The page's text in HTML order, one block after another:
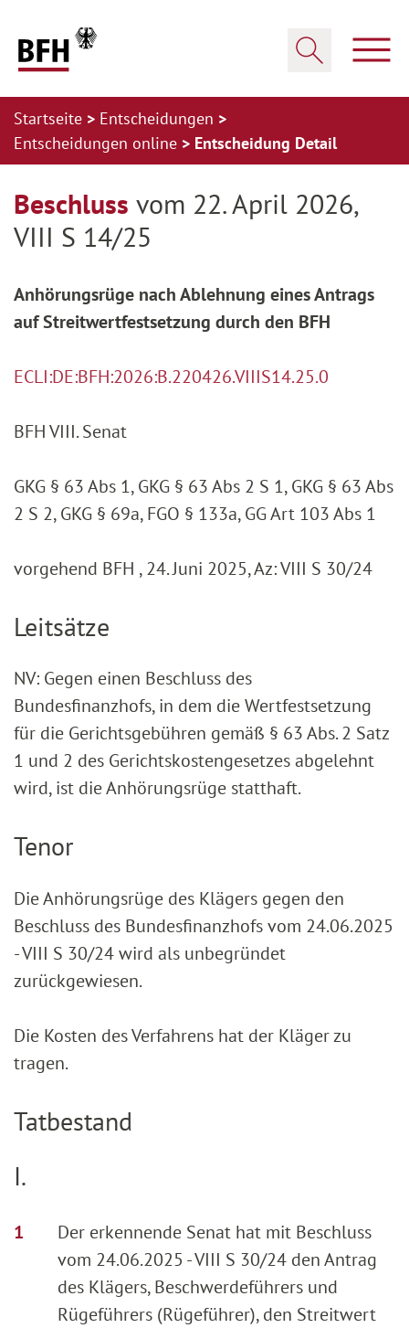
Startseite
Entscheidungen
Entscheidungen online
Entscheidung Detail
Beschluss vom 22. April 2026,
VIII S 14/25
Anhörungsrüge nach Ablehnung eines Antrags
auf Streitwertfestsetzung durch den BFH
ECLI:DE:BFH:2026:B.220426.VIIIS14.25.0
BFH VIII. Senat
GKG § 63 Abs 1, GKG § 63 Abs 2 S 1, GKG § 63 Abs
2 S 2, GKG § 69a, FGO § 133a, GG Art 103 Abs 1
vorgehend BFH , 24. Juni 2025, Az: VIII S 30/24
Leitsätze
NV: Gegen einen Beschluss des
Bundesfinanzhofs, in dem die Wertfestsetzung
für die Gerichtsgebühren gemäß § 63 Abs. 2 Satz
1 und 2 des Gerichtskostengesetzes abgelehnt
wird, ist die Anhörungsrüge statthaft.
Tenor
Die Anhörungsrüge des Klägers gegen den
Beschluss des Bundesfinanzhofs vom 24.06.2025
- VIII S 30/24 wird als unbegründet
zurückgewiesen.
Die Kosten des Verfahrens hat der Kläger zu
tragen.
Tatbestand
I.
Der erkennende Senat hat mit Beschluss
vom 24.06.2025 - VIII S 30/24 den Antrag
des Klägers, Beschwerdeführers und
Rügeführers (Rügeführer), den Streitwert